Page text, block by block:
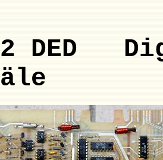
DED